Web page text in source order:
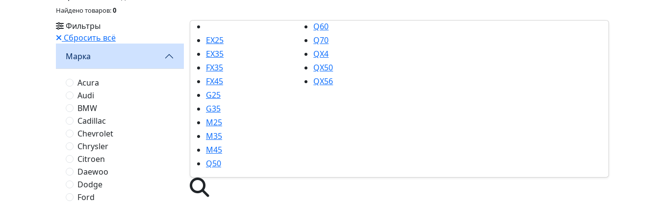
Найдено товаров:0
Фильтры
Сбросить всё
Марка
Acura
Audi
BMW
Cadillac
Chevrolet
Chrysler
Citroen
Daewoo
Dodge
Ford
EX25
EX35
FX35
FX45
G25
G35
M25
M35
M45
Q50
Q60
Q70
QX4
QX50
QX56